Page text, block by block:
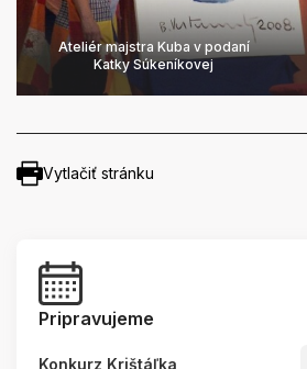
Ateliér majstra Kuba v podaní
Katky Súkeníkovej
Vytlačiť stránku
Pripravujeme
Konkurz Krištáľka